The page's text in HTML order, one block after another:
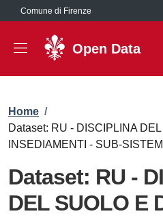
Salta al contenuto principale
Comune di Firenze
Open Data
Briciole di pane
Home /
Dataset: RU - DISCIPLINA
INSEDIAMENTI - SUB-
Dataset: RU -
DEL SUOLO E